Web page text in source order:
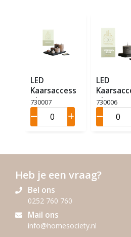
LED
Kaarsaccess
oires
Charging
Base L (6)
730007
LED
oires
Charging
Base S (8)
730006
Heb je een vraag?
Bel ons
0252 760 760
Mail ons
info@homesociety.nl